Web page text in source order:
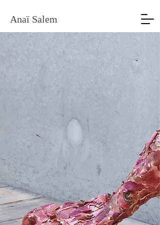
Anaï Salem